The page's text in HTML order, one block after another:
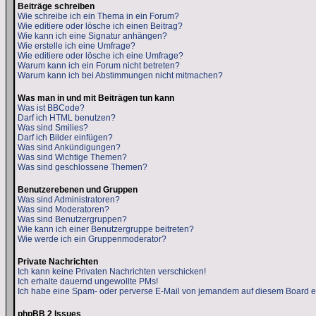
Beiträge schreiben
Wie schreibe ich ein Thema in ein Forum?
Wie editiere oder lösche ich einen Beitrag?
Wie kann ich eine Signatur anhängen?
Wie erstelle ich eine Umfrage?
Wie editiere oder lösche ich eine Umfrage?
Warum kann ich ein Forum nicht betreten?
Warum kann ich bei Abstimmungen nicht mitmachen?
Was man in und mit Beiträgen tun kann
Was ist BBCode?
Darf ich HTML benutzen?
Was sind Smilies?
Darf ich Bilder einfügen?
Was sind Ankündigungen?
Was sind Wichtige Themen?
Was sind geschlossene Themen?
Benutzerebenen und Gruppen
Was sind Administratoren?
Was sind Moderatoren?
Was sind Benutzergruppen?
Wie kann ich einer Benutzergruppe beitreten?
Wie werde ich ein Gruppenmoderator?
Private Nachrichten
Ich kann keine Privaten Nachrichten verschicken!
Ich erhalte dauernd ungewollte PMs!
Ich habe eine Spam- oder perverse E-Mail von jemandem auf diesem Board
phpBB 2 Issues